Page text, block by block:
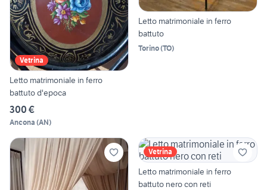
Vetrina
Letto matrimoniale in ferro
battuto d'epoca
300 €
Ancona (AN)
Letto matrimoniale in ferro
battuto
Torino(TO)
Vetrina
Letto matrimoniale in ferro
battuto nero con reti